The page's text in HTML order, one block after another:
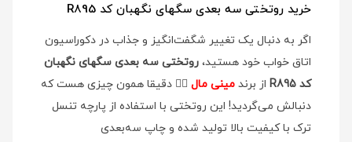
خرید روتختی سه بعدی سگهای نگهبان کد R895
اگر به دنبال یک تغییر شگفت‌انگیز و جذاب در دکوراسیون
اتاق خواب خود هستید، روتختی سه بعدی سگهای نگهبان
کد R895
از برند مینی مال 👉🏻 دقیقا همون چیزی هست که
دنبالش می‌گردید! این روتختی با استفاده از پارچه تنسل
ترک با کیفیت بالا تولید شده و چاپ سه‌بعدی